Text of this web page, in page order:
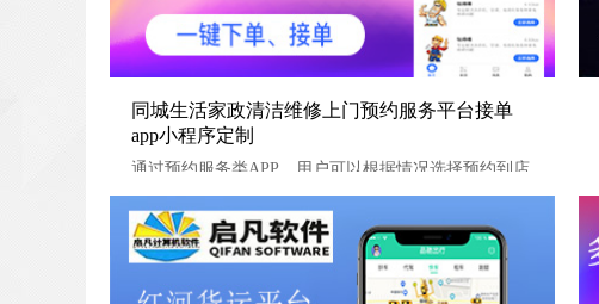
同城生活家政清洁维修上门预约服务平台接单app小程序定制
同城生活家政清洁维修上门预约服务平台接单
app小程序定制
通过预约服务类APP，用户可以根据情况选择预约到店